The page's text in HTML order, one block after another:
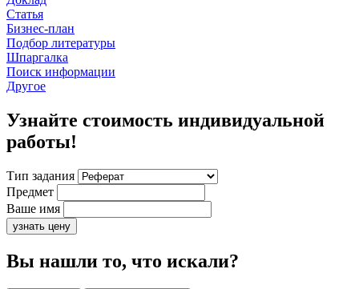
Статья
Бизнес-план
Подбор литературы
Шпаргалка
Поиск информации
Другое
Узнайте стоимость индивидуальной
работы!
Тип задания
Предмет
Ваше имя
узнать цену
Вы нашли то, что искали?